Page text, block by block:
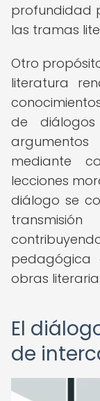
profundidad
las tramas
Otro
literatura
de diálogos
argumentos
mediante
lecciones
diálogo se
pedagógica
obras
El
de